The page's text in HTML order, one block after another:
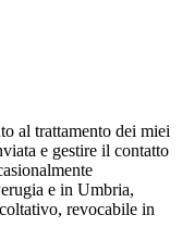
al trattamento dei miei
e gestire il contatto
e in Umbria,
revocabile in